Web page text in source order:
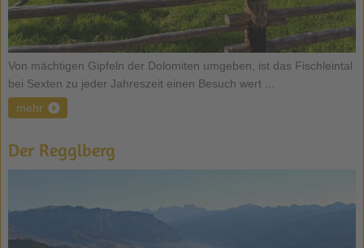
Von mächtigen Gipfeln der Dolomiten umgeben, ist das Fischleintal
bei Sexten zu jeder Jahreszeit einen Besuch wert ...
mehr
Der Regglberg